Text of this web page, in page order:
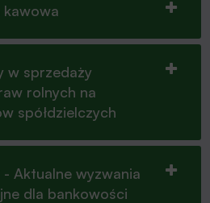
kawowa
w sprzedaży
rolnych na
spółdzielczych
Aktualne wyzwania
dla bankowości